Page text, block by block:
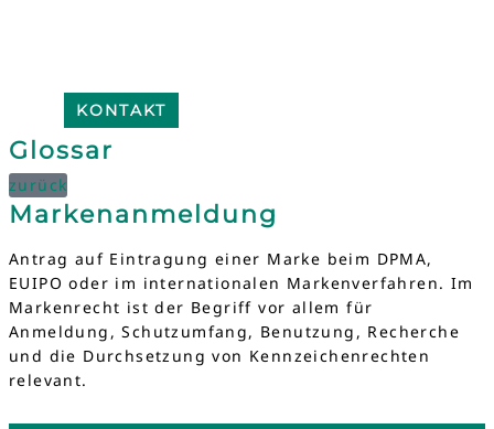
KONTAKT
Glossar
zurück
Markenanmeldung
Antrag auf Eintragung einer Marke beim DPMA,
EUIPO oder im internationalen Markenverfahren. Im
Markenrecht ist der Begriff vor allem für
Anmeldung, Schutzumfang, Benutzung, Recherche
und die Durchsetzung von Kennzeichenrechten
relevant.